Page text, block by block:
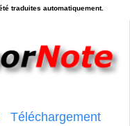
Téléchargement